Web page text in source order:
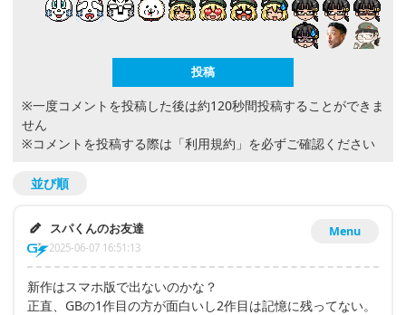
※一度コメントを投稿した後は約120秒間投稿することができま
せん
※コメントを投稿する際は 「利用規約」 を必ずご確認ください
並び順
Menu
スパくんのお友達
2025-06-07 16:51:13
新作はスマホ版で出ないのかな？
正直、GBの1作目の方が面白いし2作目は記憶に残ってない。